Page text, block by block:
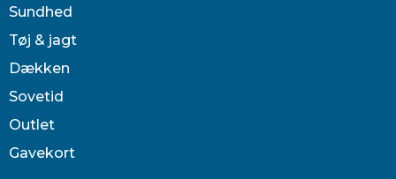
Sundhed
Tøj & jagt
Dækken
Sovetid
Outlet
Gavekort